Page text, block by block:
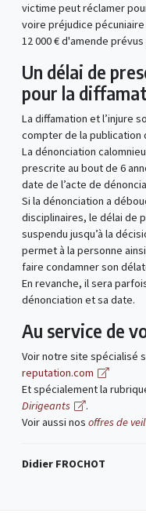
victime peut réclamer
voire préjudice
12 000 € d'amende
Un délai de
pour la
La diffamation et l’injure
compter de la publication
La dénonciation
prescrite au bout de 6
date de l’acte de
Si la dénonciation a
disciplinaires, le délai de
suspendu jusqu’à la
permet à la personne
faire condamner son
En revanche, il sera
dénonciation et sa date.
Au service de
Voir notre site spécialisé
reputation.com
Et spécialement la
Dirigeants
.
Voir aussi nos offres de
Didier FROCHOT